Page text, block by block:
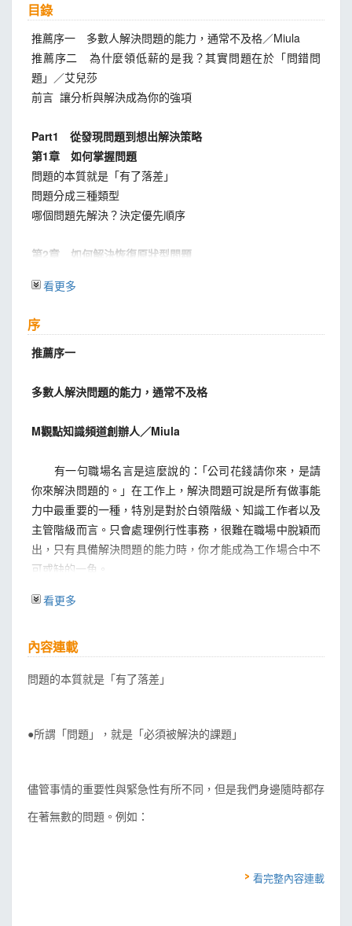
目錄
推薦序一 多數人解決問題的能力，通常不及格／Miula
推薦序二 為什麼領低薪的是我？其實問題在於「問錯問
題」／艾兒莎
前言 讓分析與解決成為你的強項
Part1 從發現問題到想出解決策略
第1章 如何掌握問題
問題的本質就是「有了落差」
問題分成三種類型
哪個問題先解決？決定優先順序
第2章 如何解決恢復原狀型問題
還可以用差異分析找原因
第3章 如何解決防杜潛在型問題
由下而上法
危機管理是防杜潛在問題，不是緊急處置
章 如何解決追求理想型問題
追求理想型問題的課題：最終目標要明確
實踐理想：如何解決規畫性課題
你能選定一個「明確」的理想嗎？
第5章 如何以「分析」發現問題
SCQA分析，幫你發現問題、設定課題
向客戶做提案時的應用竅門
第6章 如何掌握問題的本質，訂出替代方案
如何理性評價各種替代方案
第7章 情境分析反應快，篤定預測風險高
看更多
序
推薦序一
多數人解決問題的能力，通常不及格
M觀點知識頻道創辦人／Miula
有一句職場名言是這麼說的：｢公司花錢請你來，是請
你來解決問題的。」在工作上，解決問題可說是所有做事能
力中最重要的一種，特別是對於白領階級、知識工作者以及
主管階級而言。只會處理例行性事務，很難在職場中脫穎而
出，只有具備解決問題的能力時，你才能成為工作場合中不
可或缺的一角。
然而很不幸的，在我個人的經驗中，大多數的上班族在
現在的問題，卻無法提出一個有效且可行的解決方案。另外
到完全不同面向的問題時，也只會用原本的那招來嘗試解
的前輩或主管也未必會教，所以即使知道這能力很重要，實
天學習，而高杉尚孝的這本書，正是一本問題解決力的最佳
我個人特別喜歡本書中，關於情境分析的部分。很多人
看更多
內容連載
問題的本質就是「有了落差」
●所謂「問題」，就是「必須被解決的課題」
儘管事情的重要性與緊急性有所不同，但是我們身邊隨時都存
在著無數的問題。例如：
看完整內容連載